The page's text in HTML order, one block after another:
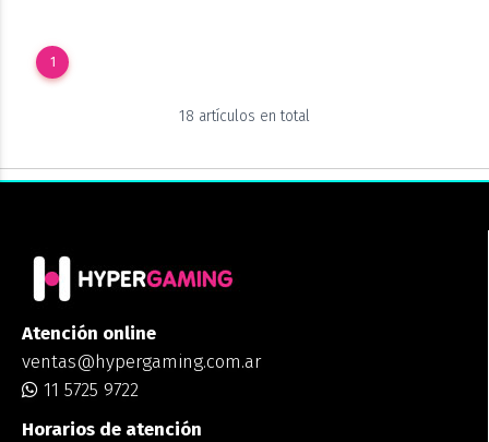
1
18 artículos en total
Atención online
ventas@hypergaming.com.ar
11 5725 9722
Horarios de atención